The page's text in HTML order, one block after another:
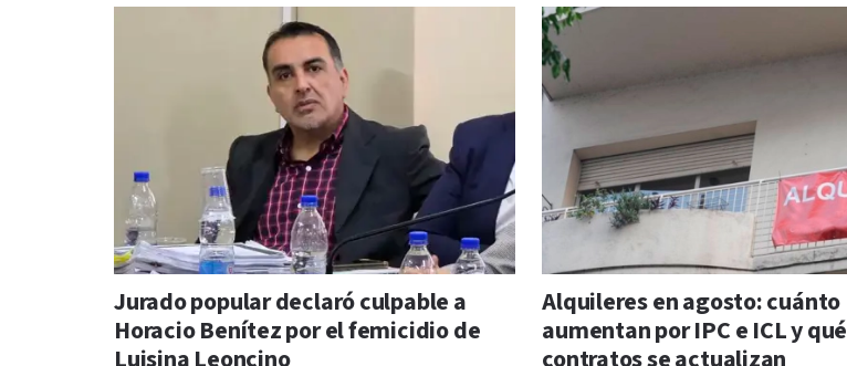
Jurado popular declaró culpable a
Horacio Benítez por el femicidio de
Alquileres en agosto: cuánto
aumentan por IPC e ICL y qué